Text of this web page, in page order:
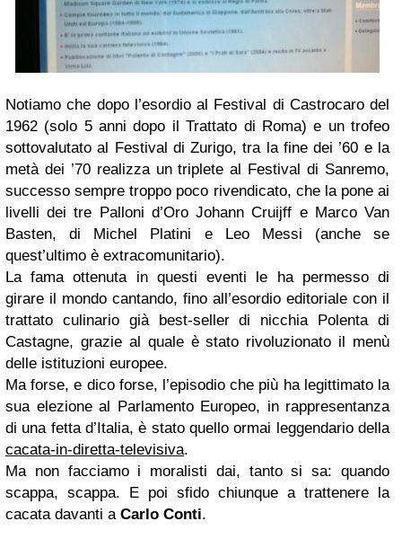
Notiamo che dopo l’esordio al Festival di Castrocaro del
1962 (solo 5 anni dopo il Trattato di Roma) e un trofeo
sottovalutato al Festival di Zurigo, tra la fine dei ’60 e la
metà dei ’70 realizza un triplete al Festival di Sanremo,
successo sempre troppo poco rivendicato, che la pone ai
livelli dei tre Palloni d’Oro Johann Cruijff e Marco Van
Basten, di Michel Platini e Leo Messi (anche se
quest’ultimo è extracomunitario).
La fama ottenuta in questi eventi le ha permesso di
girare il mondo cantando, fino all’esordio editoriale con il
trattato culinario già best-seller di nicchia Polenta di
Castagne, grazie al quale è stato rivoluzionato il menù
delle istituzioni europee.
Ma forse, e dico forse, l’episodio che più ha legittimato la
sua elezione al Parlamento Europeo, in rappresentanza
di una fetta d’Italia, è stato quello ormai leggendario della
cacata-in-diretta-televisiva.
Ma non facciamo i moralisti dai, tanto si sa: quando
scappa, scappa. E poi sfido chiunque a trattenere la
cacata davanti a Carlo Conti.